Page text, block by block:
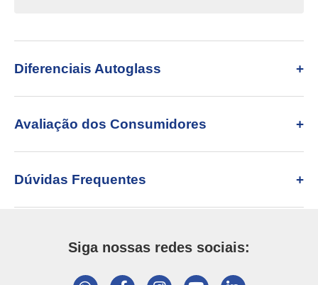
Diferenciais Autoglass
Avaliação dos Consumidores
Dúvidas Frequentes
Siga nossas redes sociais: